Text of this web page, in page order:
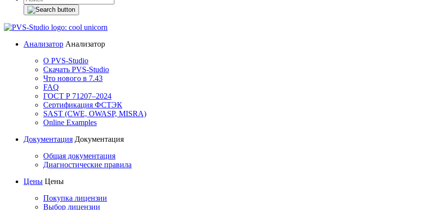
Анализатор Анализатор
О PVS-Studio
Скачать PVS-Studio
Что нового в 7.43
FAQ
ГОСТ Р 71207–2024
Сертификация ФСТЭК
SAST (CWE, OWASP, MISRA)
Online Examples
Документация Документация
Общая документация
Диагностические правила
Цены Цены
Покупка лицензии
Выбор лицензии